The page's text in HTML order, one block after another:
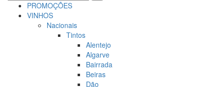
PROMOÇÕES
VINHOS
Nacionais
Tintos
Alentejo
Algarve
Bairrada
Beiras
Dão